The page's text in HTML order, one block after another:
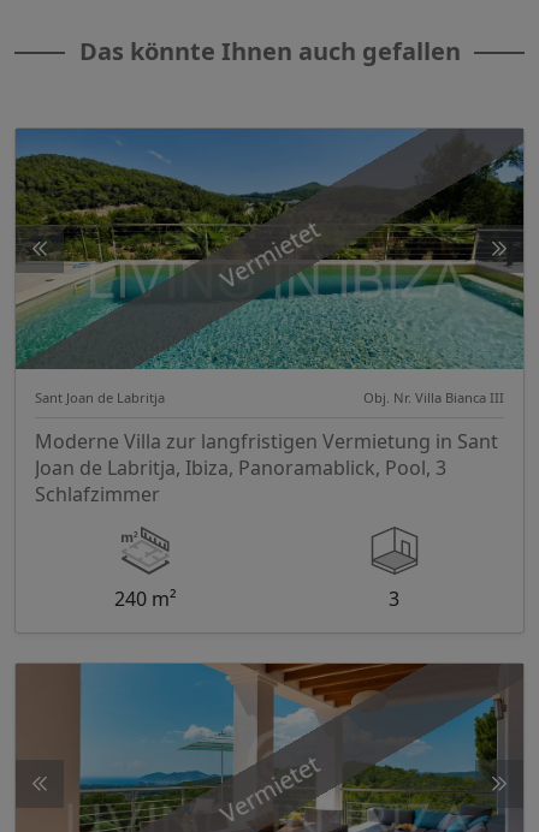
Das könnte Ihnen auch gefallen
Vermietet
Sant Joan de Labritja Obj. Nr. Villa Bianca III
Moderne Villa zur langfristigen Vermietung in Sant
Joan de Labritja, Ibiza, Panoramablick, Pool, 3
Schlafzimmer
240 m² 3
Vermietet